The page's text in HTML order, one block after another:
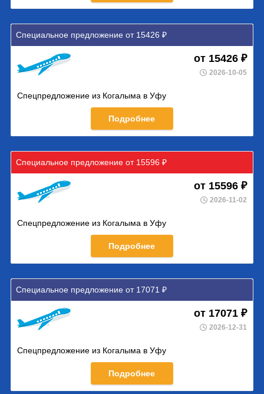
Специальное предложение от 15426 ₽
от 15426 ₽
2026-10-05
Спецпредложение из Когалыма в Уфу
Подробнее
Специальное предложение от 15596 ₽
от 15596 ₽
2026-11-02
Спецпредложение из Когалыма в Уфу
Подробнее
Специальное предложение от 17071 ₽
от 17071 ₽
2026-12-31
Спецпредложение из Когалыма в Уфу
Подробнее